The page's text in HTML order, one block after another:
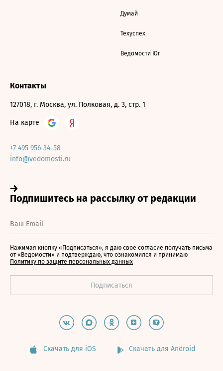
Думай
Техуспех
Ведомости Юг
Контакты
127018, г. Москва, ул. Полковая, д. 3, стр. 1
На карте
+7 495 956-34-58
info@vedomosti.ru
Нажимая кнопку «Подписаться», я даю свое согласие получать письма
от «Ведомости» и подтверждаю, что ознакомился и принимаю
Политику по защите персональных данных
Скачать для iOS Скачать для Android